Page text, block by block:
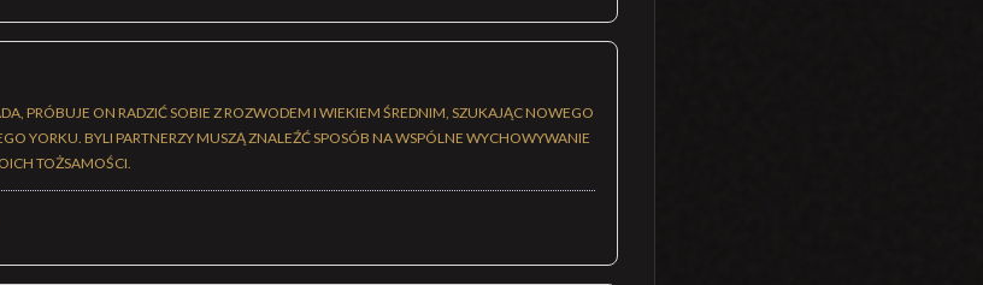
PRÓBUJE ON RADZIĆ SOBIE Z ROZWODEM I WIEKIEM ŚREDNIM, SZUKAJĄC NOWEGO
YORKU. BYLI PARTNERZY MUSZĄ ZNALEŹĆ SPOSÓB NA WSPÓLNE WYCHOWYWANIE
TOŻSAMOŚCI.